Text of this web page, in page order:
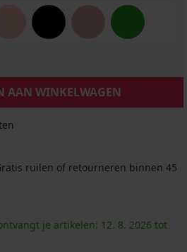
AAN WINKELWAGEN
ruilen of retourneren binnen 45
je artikelen: 12. 8. 2026 tot